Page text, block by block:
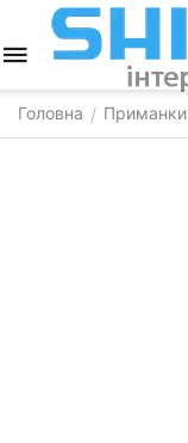
Головна / Приманки